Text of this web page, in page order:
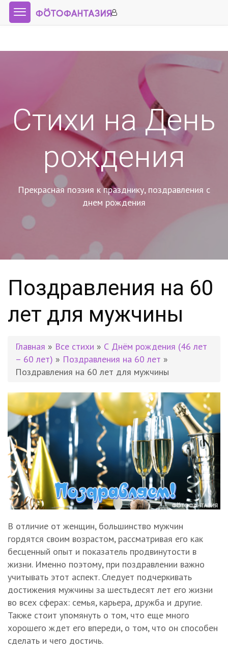
Стихи на День
рождения
Прекрасная поэзия к празднику, поздравления с
днем рождения
Поздравления на 60
лет для мужчины
Главная » Все стихи » С Днём рождения (46 лет
– 60 лет) » Поздравления на 60 лет »
Поздравления на 60 лет для мужчины
В отличие от женщин, большинство мужчин
гордятся своим возрастом, рассматривая его как
бесценный опыт и показатель продвинутости в
жизни. Именно поэтому, при поздравлении важно
учитывать этот аспект. Следует подчеркивать
достижения мужчины за шестьдесят лет его жизни
во всех сферах: семья, карьера, дружба и другие.
Также стоит упомянуть о том, что еще много
хорошего ждет его впереди, о том, что он способен
сделать и чего достичь.